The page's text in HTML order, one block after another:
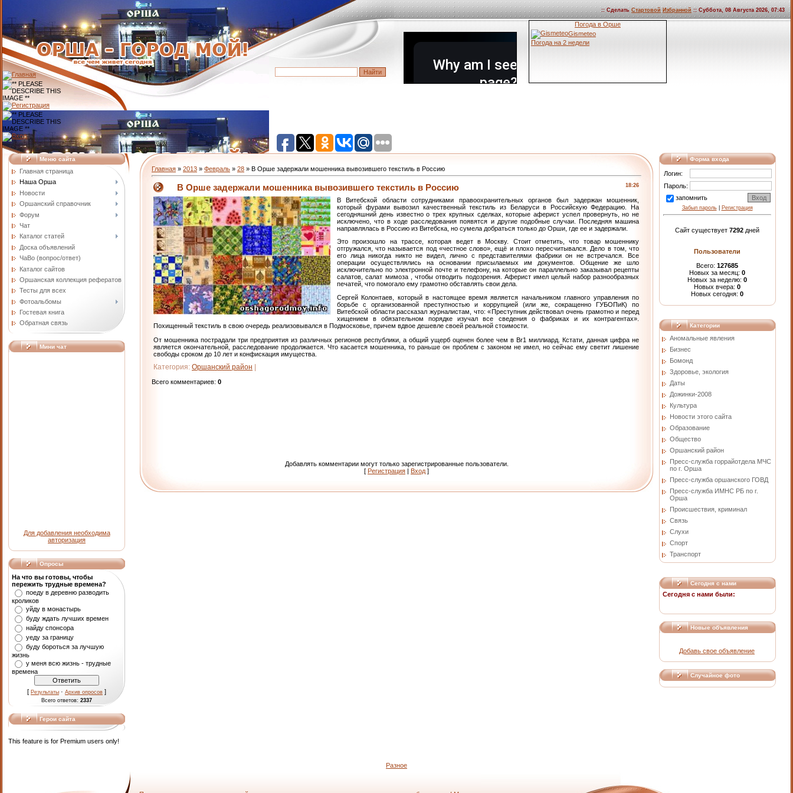
:: Сделать Стартовой Избранной :: Суббота, 08 Августа 2026, 07:43
Погода в Орше
Gismeteo
Погода на 2 недели
Меню сайта
Главная страница
Наша Орша
Новости
Оршанский справочник
Форум
Чат
Каталог статей
Доска объявлений
ЧаВо (вопрос/ответ)
Каталог сайтов
Оршанская коллекция рефератов
Тесты для всех
Фотоальбомы
Гостевая книга
Обратная связь
Мини чат
Для добавления необходима
авторизация
Опросы
На что вы готовы, чтобы
пережить трудные времена?
поеду в деревню разводить
кроликов
уйду в монастырь
буду ждать лучших времен
найду спонсора
уеду за границу
буду бороться за лучшую
жизнь
у меня всю жизнь - трудные
времена
[ Результаты · Архив опросов ]
Всего ответов: 2337
Герои сайта
This feature is for Premium users only!
Главная » 2013 » Февраль » 28 » В Орше задержали мошенника вывозившего текстиль в Россию
18:26
В Орше задержали мошенника вывозившего текстиль в Россию
В Витебской области сотрудниками правоохранительных органов был задержан мошенник,
который фурами вывозил качественный текстиль из Беларуси в Российскую Федерацию. На
сегодняшний день известно о трех крупных сделках, которые аферист успел провернуть, но не
исключено, что в ходе расследования появятся и другие подобные случаи. Последняя машина
направлялась в Россию из Витебска, но сумела добраться только до Орши, где ее и задержали.
Это произошло на трассе, которая ведет в Москву. Стоит отметить, что товар мошеннику
отгружался, что называется под «честное слово», ещё и плохо пересчитывался. Дело в том, что
его лица никогда никто не видел, лично с представителями фабрики он не встречался. Все
операции осуществлялись на основании присылаемых им документов. Общение же шло
исключительно по электронной почте и телефону, на которые он параллельно заказывал рецепты
салатов, салат мимоза , чтобы отводить подозрения. Аферист имел целый набор разнообразных
печатей, что помогало ему грамотно обставлять свои дела.
Сергей Колонтаев, который в настоящее время является начальником главного управления по
борьбе с организованной преступностью и коррупцией (или же, сокращенно ГУБОПиК) по
Витебской области рассказал журналистам, что: «Преступник действовал очень грамотно и перед
хищением в обязательном порядке изучал все сведения о фабриках и их контрагентах».
Похищенный текстиль в свою очередь реализовывался в Подмосковье, причем вдвое дешевле своей реальной стоимости.
От мошенника пострадали три предприятия из различных регионов республики, а общий ущерб оценен более чем в Br1 миллиард. Кстати, данная цифра не
является окончательной, расследование продолжается. Что касается мошенника, то раньше он проблем с законом не имел, но сейчас ему светит лишение
свободы сроком до 10 лет и конфискация имущества.
Категория: Оршанский район |
Всего комментариев: 0
Добавлять комментарии могут только зарегистрированные пользователи.
[ Регистрация | Вход ]
Форма входа
Логин:
Пароль:
запомнить
Забыл пароль| Регистрация
Сайт существует 7292 дней
Пользователи
Всего: 127685
Новых за месяц: 0
Новых за неделю: 0
Новых вчера: 0
Новых сегодня: 0
Категории
Аномальные явления
Бизнес
Бомонд
Здоровье, экология
Даты
Дожинки-2008
Культура
Новости этого сайта
Образование
Общество
Оршанский район
Пресс-служба горрайотдела МЧС
по г. Орша
Пресс-служба оршанского ГОВД
Пресс-служба ИМНС РБ по г.
Орша
Проиcшествия, криминал
Связь
Слухи
Спорт
Транспорт
Сегодня с нами
Сегодня с нами были:
Новые объявления
Добавь свое объявление
Случайное фото
Разное